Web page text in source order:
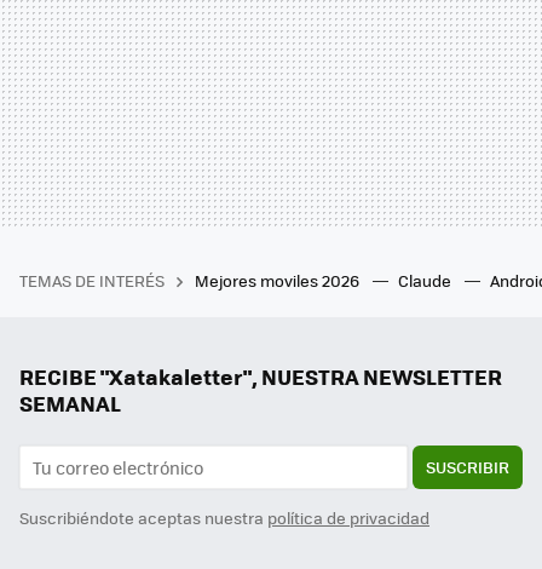
TEMAS DE INTERÉS Mejores moviles 2026 Claude
RECIBE "Xatakaletter", NUESTRA NEWSLETTER
SEMANAL
SUSCRIBIR
Suscribiéndote aceptas nuestra política de privacidad